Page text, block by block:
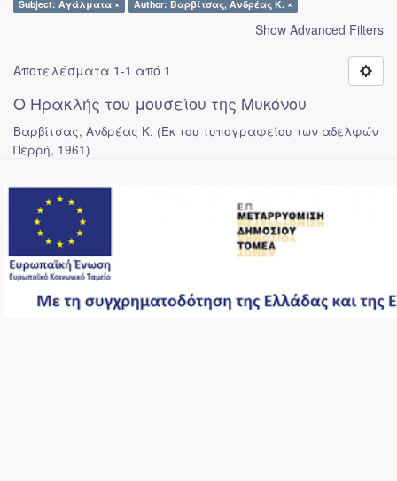
Subject: Αγάλματα ×
Author: Βαρβίτσας, Ανδρέας Κ. ×
Show Advanced Filters
Αποτελέσματα 1-1 από 1
Ο Ηρακλής του μουσείου της Μυκόνου
Βαρβίτσας, Ανδρέας Κ. (Εκ του τυπογραφείου των αδελφών
Περρή, 1961)